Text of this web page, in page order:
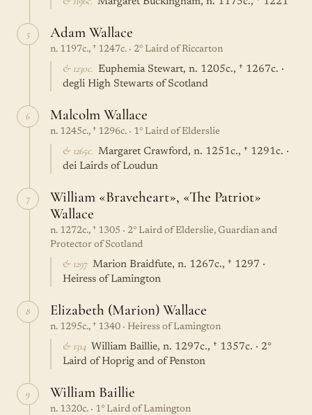
5 Adam Wallace
n. 1197c., † 1247c. · 2° Laird of Riccarton
& 1230c. Euphemia Stewart, n. 1205c., † 1267c. ·
degli High Stewarts of Scotland
6 Malcolm Wallace
n. 1245c., † 1296c. · 1° Laird of Elderslie
& 1265c. Margaret Crawford, n. 1251c., † 1291c. ·
dei Lairds of Loudun
7
William «Braveheart», «The Patriot»
Wallace
n. 1272c., † 1305 · 2° Laird of Elderslie, Guardian and
Protector of Scotland
& 1297 Marion Braidfute, n. 1267c., † 1297 ·
Heiress of Lamington
8 Elizabeth (Marion) Wallace
n. 1295c., † 1340 · Heiress of Lamington
& 1314 William Baillie, n. 1297c., † 1357c. · 2°
Laird of Hoprig and of Penston
9 William Baillie
n. 1320c. · 1° Laird of Lamington